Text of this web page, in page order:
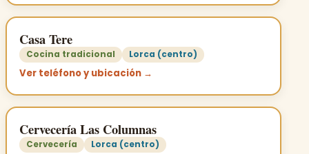
Casa Tere
Cocina tradicional Lorca (centro)
Ver teléfono y ubicación →
Cervecería Las Columnas
Cervecería Lorca (centro)